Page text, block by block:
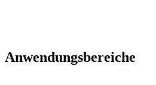
Anwendungsbereiche